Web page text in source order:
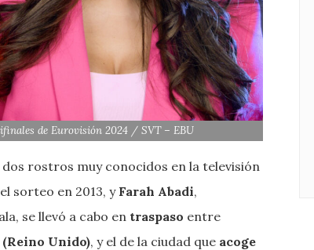
de Eurovisión 2024 / SVT – EBU
rostros muy conocidos en la televisión
sorteo en 2013, yFarah Abadi,
se llevó a cabo en traspaso entre
Unido), y el de la ciudad que acoge